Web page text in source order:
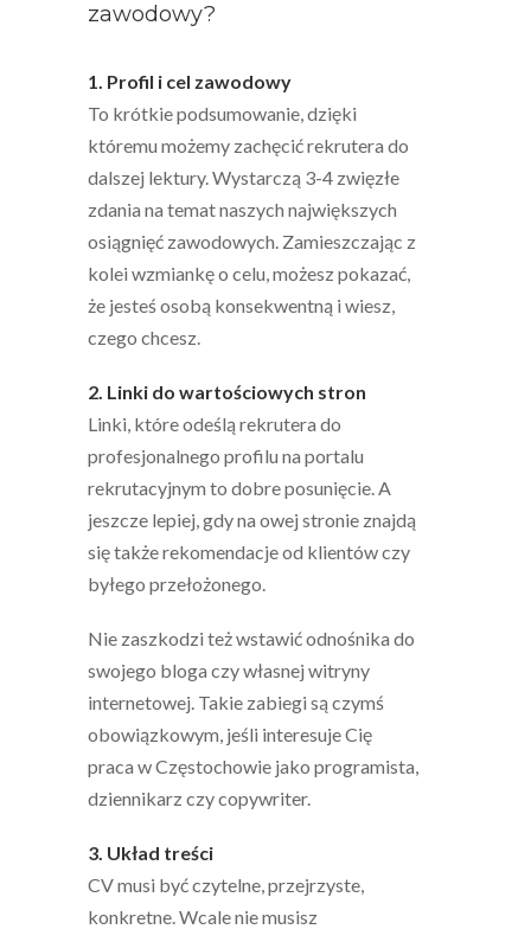
zawodowy?
1. Profil i cel zawodowy
To krótkie podsumowanie, dzięki
któremu możemy zachęcić rekrutera do
dalszej lektury. Wystarczą 3-4 zwięzłe
zdania na temat naszych największych
osiągnięć zawodowych. Zamieszczając z
kolei wzmiankę o celu, możesz pokazać,
że jesteś osobą konsekwentną i wiesz,
czego chcesz.
2. Linki do wartościowych stron
Linki, które odeślą rekrutera do
profesjonalnego profilu na portalu
rekrutacyjnym to dobre posunięcie. A
jeszcze lepiej, gdy na owej stronie znajdą
się także rekomendacje od klientów czy
byłego przełożonego.
Nie zaszkodzi też wstawić odnośnika do
swojego bloga czy własnej witryny
internetowej. Takie zabiegi są czymś
obowiązkowym, jeśli interesuje Cię
praca w Częstochowie jako programista,
dziennikarz czy copywriter.
3. Układ treści
CV musi być czytelne, przejrzyste,
konkretne. Wcale nie musisz